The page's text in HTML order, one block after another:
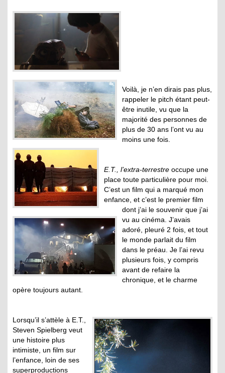
Voilà, je n’en dirais pas plus,
rappeler le pitch étant peut-
être inutile, vu que la
majorité des personnes de
plus de 30 ans l’ont vu au
moins une fois.
E.T., l’extra-terrestre occupe une
place toute particulière pour moi.
C’est un film qui a marqué mon
enfance, et c’est le premier film
dont j’ai le souvenir que j’ai
vu au cinéma. J’avais
adoré, pleuré 2 fois, et tout
le monde parlait du film
dans le préau. Je l’ai revu
plusieurs fois, y compris
avant de refaire la
chronique, et le charme
opère toujours autant.
Lorsqu’il s’attèle à E.T.,
Steven Spielberg veut
une histoire plus
intimiste, un film sur
l’enfance, loin de ses
superproductions